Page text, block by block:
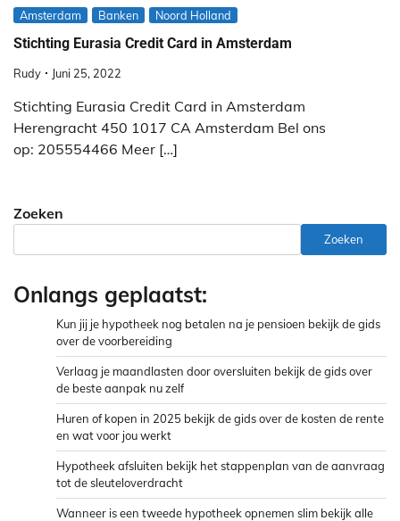
Amsterdam Banken Noord Holland
Stichting Eurasia Credit Card in Amsterdam
Rudy Juni 25, 2022
Stichting Eurasia Credit Card in Amsterdam
Herengracht 450 1017 CA Amsterdam Bel ons
op: 205554466 Meer […]
Zoeken
Zoeken
Onlangs geplaatst:
Kun jij je hypotheek nog betalen na je pensioen bekijk de gids
over de voorbereiding
Verlaag je maandlasten door oversluiten bekijk de gids over
de beste aanpak nu zelf
Huren of kopen in 2025 bekijk de gids over de kosten de rente
en wat voor jou werkt
Hypotheek afsluiten bekijk het stappenplan van de aanvraag
tot de sleuteloverdracht
Wanneer is een tweede hypotheek opnemen slim bekijk alle